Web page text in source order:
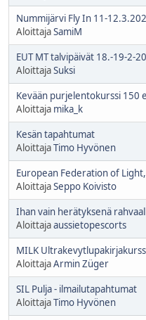
Nummijärvi Fly In 11-
AloittajaSamiM
EUT MT talvipäivät 18.-19-2-
AloittajaSuksi
Kevään purjelentokurssi 150
Aloittaja mika_k
Kesän tapahtumat
AloittajaTimo Hyvönen
European Federation of
AloittajaSeppo Koivisto
Ihan vain herätyksenä
Aloittajaaussietopescorts
MILK
AloittajaArmin Züger
SIL Pulja - ilmailutapahtumat
AloittajaTimo Hyvönen